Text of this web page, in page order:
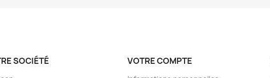
SOCIÉTÉ VOTRE COMPTE